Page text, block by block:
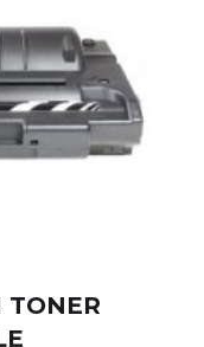
TONER